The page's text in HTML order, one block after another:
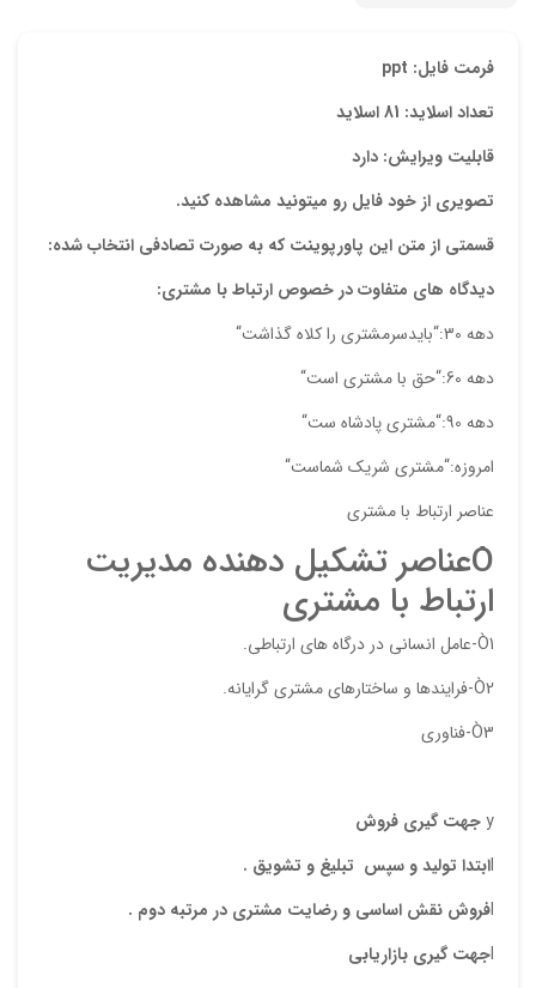
فرمت فایل: ppt
تعداد اسلاید: 81 اسلاید
قابلیت ویرایش: دارد
تصویری از خود فایل رو میتونید مشاهده کنید.
قسمتی از متن این پاورپوینت که به صورت تصادفی انتخاب شده:
دیدگاه های متفاوت در خصوص ارتباط با مشتری:
دهه 30:“بایدسرمشتری را کلاه گذاشت“
دهه 60:“حق با مشتری است“
دهه 90:“مشتری پادشاه ست“
امروزه:“مشتری شریک شماست“
عناصر ارتباط با مشتری
Òعناصر تشکیل دهنده مدیریت
ارتباط با مشتری
Ò1-عامل انسانی در درگاه های ارتباطی.
Ò2-فرایندها و ساختارهای مشتری گرایانه.
Ò3-فناوری
yجهت گيري فروش
lابتدا توليد و سپس تبليغ و تشويق .
lفروش نقش اساسي و رضايت مشتري در مرتبه دوم .
lجهت گيري بازاريابي